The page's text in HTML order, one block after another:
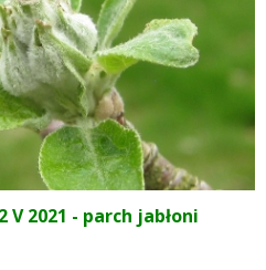
2021 - parch jabłoni